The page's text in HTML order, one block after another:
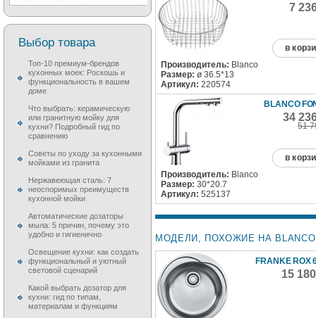
7
в
Производитель: Blanco
Размер: ø 36.5*13
Артикул: 220574
BLANCO
34
51
в
Производитель: Blanco
Размер: 30*20.7
Артикул: 525137
МОДЕЛИ, ПОХОЖИЕ НА BLANCO
FRANKE ROX
15
Выбор товара
Топ-10 премиум-брендов
кухонных моек: Роскошь и
функциональность в вашем
доме
Что выбрать: керамическую
или гранитную мойку для
кухни? Подробный гид по
сравнению
Советы по уходу за кухонными
мойками из гранита
Нержавеющая сталь: 7
неоспоримых преимуществ
кухонной мойки
Автоматические дозаторы
мыла: 5 причин, почему это
удобно и гигиенично
Освещение кухни: как создать
функциональный и уютный
световой сценарий
Какой выбрать дозатор для
кухни: гид по типам,
материалам и функциям